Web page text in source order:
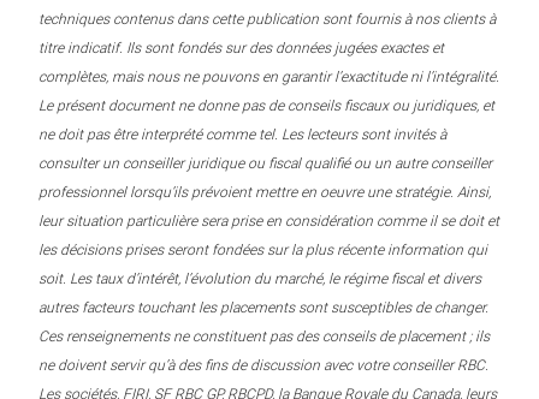
techniques contenus dans cette publication sont fournis à nos clients à
titre indicatif. Ils sont fondés sur des données jugées exactes et
complètes, mais nous ne pouvons en garantir l’exactitude ni l’intégralité.
Le présent document ne donne pas de conseils fiscaux ou juridiques, et
ne doit pas être interprété comme tel. Les lecteurs sont invités à
consulter un conseiller juridique ou fiscal qualifié ou un autre conseiller
professionnel lorsqu’ils prévoient mettre en oeuvre une stratégie. Ainsi,
leur situation particulière sera prise en considération comme il se doit et
les décisions prises seront fondées sur la plus récente information qui
soit. Les taux d’intérêt, l’évolution du marché, le régime fiscal et divers
autres facteurs touchant les placements sont susceptibles de changer.
Ces renseignements ne constituent pas des conseils de placement ; ils
ne doivent servir qu’à des fins de discussion avec votre conseiller RBC.
Les sociétés, FIRI, SF RBC GP, RBCPD, la Banque Royale du Canada, leurs